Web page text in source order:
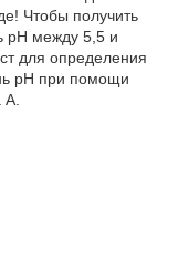
Чтобы получить
pH между 5,5 и
для определения
рН при помощи